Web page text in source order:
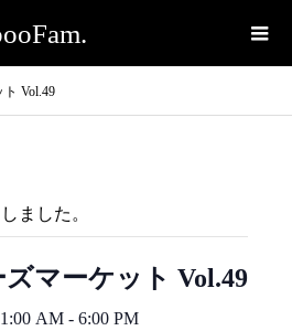
Vol.49
ました。
マーケット Vol.49
AM - 6:00 PM